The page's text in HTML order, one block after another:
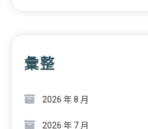
彙整
2026 年 8 月
2026 年 7 月